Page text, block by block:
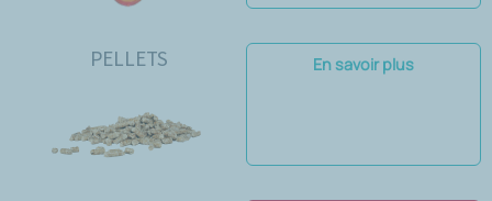
PELLETS En savoir plus